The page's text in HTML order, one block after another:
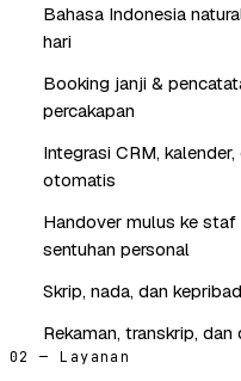
Bahasa Indonesia
hari
Booking janji &
percakapan
Integrasi CRM,
otomatis
Handover mulus ke
sentuhan personal
Skrip, nada, dan
Rekaman, transkrip,
02 — Layanan